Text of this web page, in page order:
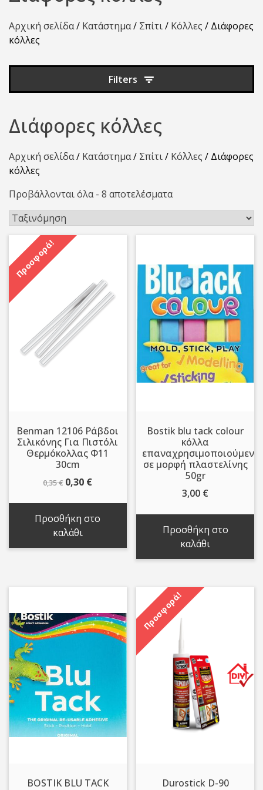
Αρχική σελίδα/ Κατάστημα/ Σπίτι/ Κόλλες / Διάφορες
κόλλες
Filters
Διάφορες κόλλες
Αρχική σελίδα/ Κατάστημα/ Σπίτι/ Κόλλες / Διάφορες
κόλλες
Προβάλλονται όλα - 8 αποτελέσματα
Προσφορά!
Benman 12106 Ράβδοι
Σιλικόνης Για Πιστόλι
Θερμόκολλας Φ11
30cm
0,35€ Original
0,35 €.
0,30 €Η
είναι:
Προσθήκη στο
καλάθι
Bostik blu tack colour
κόλλα
επαναχρησιμοποιούμενη
σε μορφή πλαστελίνης
50gr
3,00 €
Προσθήκη στο
καλάθι
BOSTIK BLU TACK
Προσφορά!
Durostick D-90